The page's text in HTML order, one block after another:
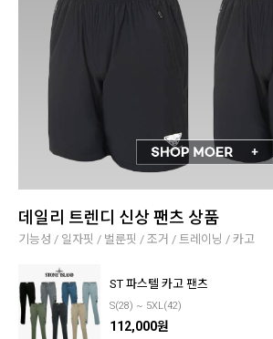
데일리 트렌디 신상 팬츠 상품
기능성 / 일자핏 / 벌룬핏 / 조거 / 트레이닝 / 카고
ST 파스텔 카고 팬츠
S(28) ~ 5XL(42)
112,000원